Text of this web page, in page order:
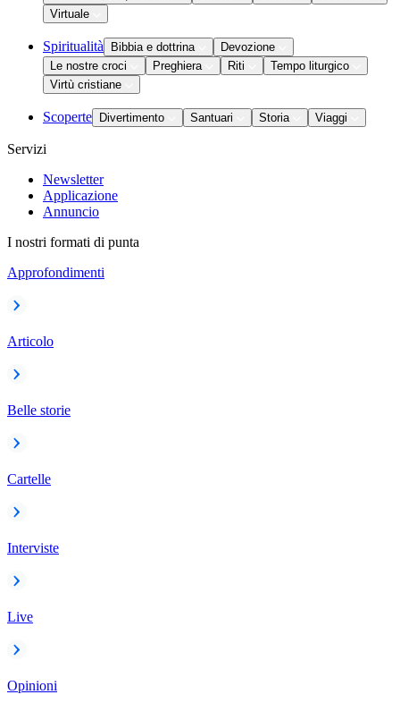
Virtuale
Spiritualità Bibbia e dottrina
Devozione
Le nostre croci
Preghiera Riti
Tempo liturgico
Virtù cristiane
Scoperte Divertimento Santuari Storia Viaggi
Servizi
Newsletter
Applicazione
Annuncio
I nostri formati di punta
Approfondimenti
Articolo
Belle storie
Cartelle
Interviste
Live
Opinioni